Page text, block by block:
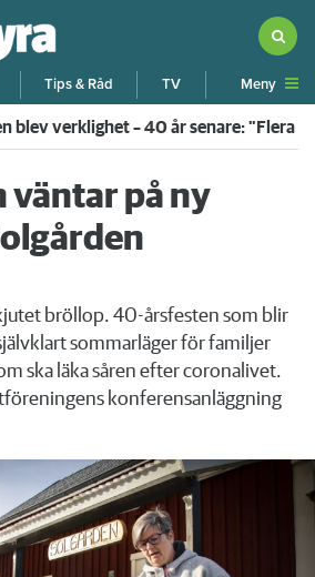
Tips & Råd TV Meny
och övergav lägenheten – nu kräver
väntar på ny
bröllop. 40-årsfesten som blir
sommarläger för familjer
ska läka såren efter coronalivet.
konferensanläggning